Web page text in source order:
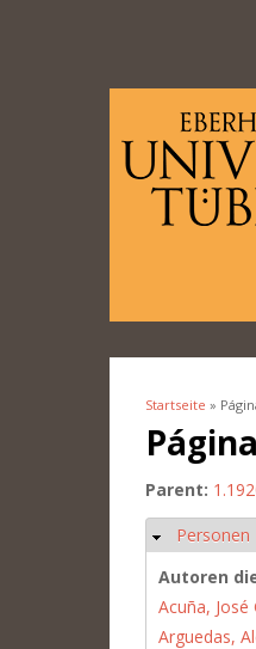
Sie sind hier
Startseite »
Parent:
Personen
Autoren
Acuña, José
Arguedas,